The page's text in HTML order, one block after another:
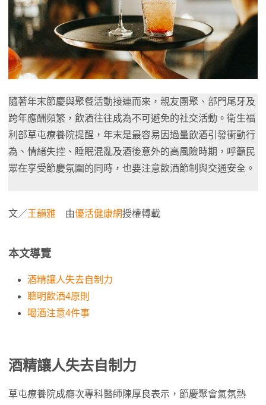
隨著年末節慶與聚餐活動接連而來，親友團聚、部門尾牙及
跨年應酬頻繁，飲酒往往成為不可避免的社交活動。衛生福
利部草屯療養院提醒，年末是最容易因過量飲酒引發衝動行
為、情緒失控、睡眠混亂及酒後意外的高風險時期，呼籲民
眾在享受節慶氛圍的同時，也要注意飲酒節制與交通安全。
文／王韻雅 由優活健康網授權轉載
本文導覽
酒精讓人失去自制力
聰明飲酒4原則
喝酒注意4件事
酒精讓人失去自制力
草屯療養院成癮次專科醫師陳厚良表示，節慶聚會氣氛熱